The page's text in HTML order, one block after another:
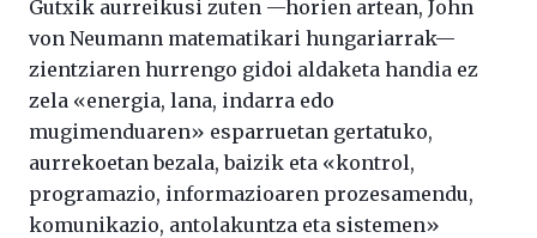
Gutxik aurreikusi zuten —horien artean, John
von Neumann matematikari hungariarrak—
zientziaren hurrengo gidoi aldaketa handia ez
zela «energia, lana, indarra edo
mugimenduaren» esparruetan gertatuko,
aurrekoetan bezala, baizik eta «kontrol,
programazio, informazioaren prozesamendu,
komunikazio, antolakuntza eta sistemen»